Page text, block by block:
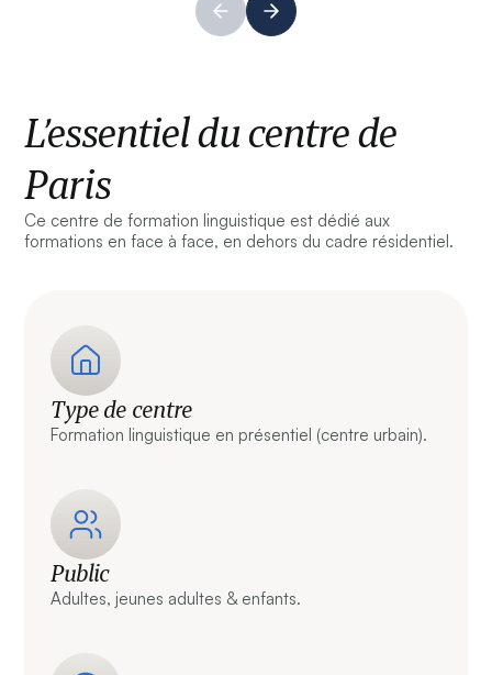
L’essentiel du centre de
Paris
Ce centre de formation linguistique est dédié aux
formations en face à face, en dehors du cadre résidentiel.
Type de centre
Formation linguistique en présentiel (centre urbain).
Public
Adultes, jeunes adultes & enfants.